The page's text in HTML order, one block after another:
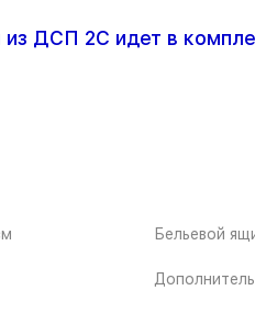
из ДСП 2С идет в
Бельевой